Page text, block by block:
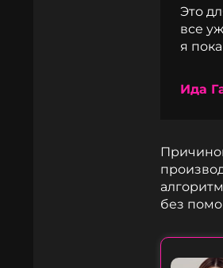
Это
все
я
Ида
без